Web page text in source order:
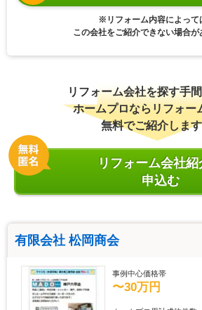
※リフォーム内容によって
この会社をご紹介できない場合が
リフォーム会社を探す手
ホームプロならリフォー
無料でご紹介します
リフォーム会社紹
申込む
有限会社 松岡商会
事例中心価格帯
〜30万円